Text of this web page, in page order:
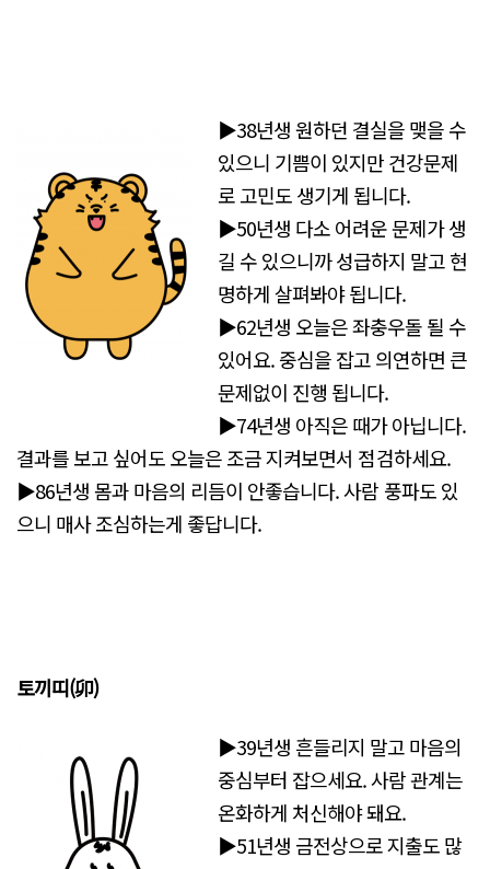
▶38년생 원하던 결실을 맺을 수
있으니 기쁨이 있지만 건강문제
로 고민도 생기게 됩니다.
▶50년생 다소 어려운 문제가 생
길 수 있으니까 성급하지 말고 현
명하게 살펴봐야 됩니다.
▶62년생 오늘은 좌충우돌 될 수
있어요. 중심을 잡고 의연하면 큰
문제없이 진행 됩니다.
▶74년생 아직은 때가 아닙니다.
결과를 보고 싶어도 오늘은 조금 지켜보면서 점검하세요.
▶86년생 몸과 마음의 리듬이 안좋습니다. 사람 풍파도 있
으니 매사 조심하는게 좋답니다.
토끼띠(卯)
▶39년생 흔들리지 말고 마음의
중심부터 잡으세요. 사람 관계는
온화하게 처신해야 돼요.
▶51년생 금전상으로 지출도 많